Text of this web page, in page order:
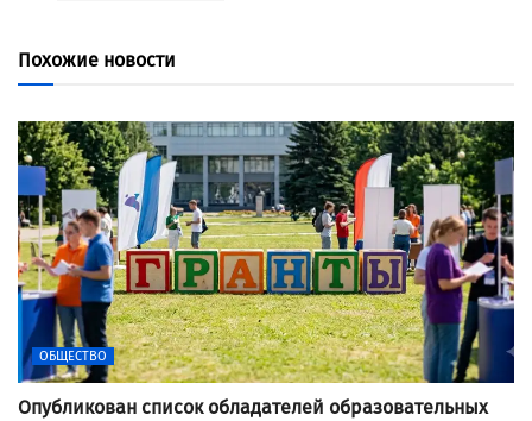
Похожие новости
ОБЩЕСТВО
Опубликован список обладателей образовательных